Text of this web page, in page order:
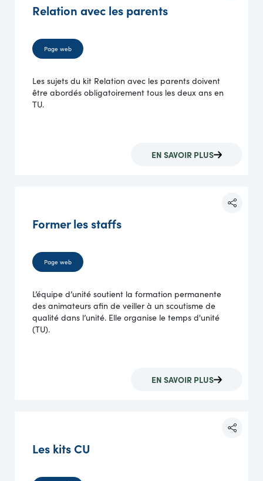
Relation avec les parents
Page web
Les sujets du kit Relation avec les parents doivent
être abordés obligatoirement tous les deux ans en
TU.
EN SAVOIR PLUS
Former les staffs
Page web
L’équipe d’unité soutient la formation permanente
des animateurs afin de veiller à un scoutisme de
qualité dans l’unité. Elle organise le temps d'unité
(TU).
EN SAVOIR PLUS
Les kits CU